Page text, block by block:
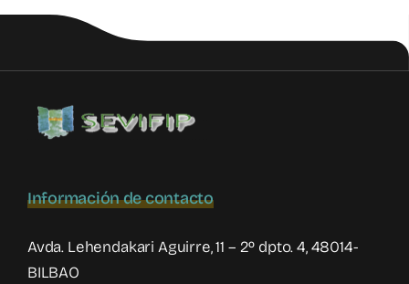
Andaluz
la
Información de contacto
Avda. Lehendakari Aguirre, 11 – 2º dpto. 4, 48014-
BILBAO